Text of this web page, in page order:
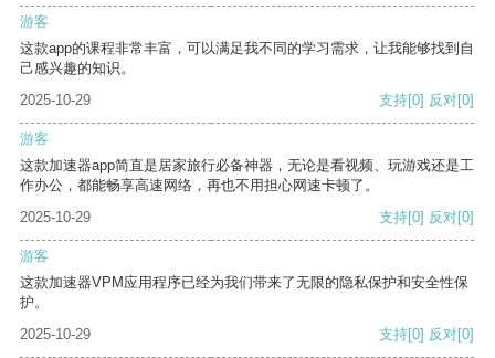
游客
这款app的课程非常丰富，可以满足我不同的学习需求，让我能够找到自
己感兴趣的知识。
2025-10-29
支持[0] 反对[0]
游客
这款加速器app简直是居家旅行必备神器，无论是看视频、玩游戏还是工
作办公，都能畅享高速网络，再也不用担心网速卡顿了。
2025-10-29
支持[0] 反对[0]
游客
这款加速器VPM应用程序已经为我们带来了无限的隐私保护和安全性保
护。
2025-10-29
支持[0] 反对[0]